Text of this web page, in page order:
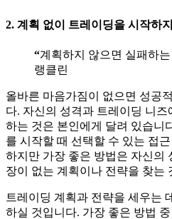
2. 계획 없이 트레이딩을 시작하
“계획하지 않으면 실패하
랭클린
올바른 마음가짐이 없으면 성공
다. 자신의 성격과 트레이딩 니
하는 것은 본인에게 달려 있습니
를 시작할 때 선택할 수 있는 접
하지만 가장 좋은 방법은 자신의
장이 없는 계획이나 전략을 찾는
트레이딩 계획과 전략을 세우는
하실 것입니다. 가장 좋은 방법